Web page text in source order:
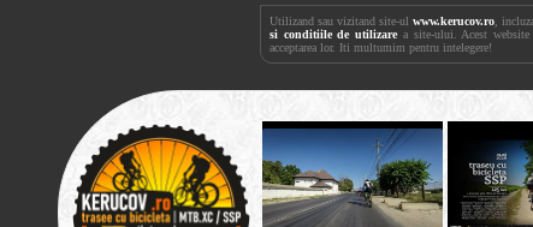
Utilizand sau vizitand site-ulwww.kerucov.ro ,
si conditiile de utilizare a site-ului. Acest
acceptarea lor. Iti multumim pentru intelegere!